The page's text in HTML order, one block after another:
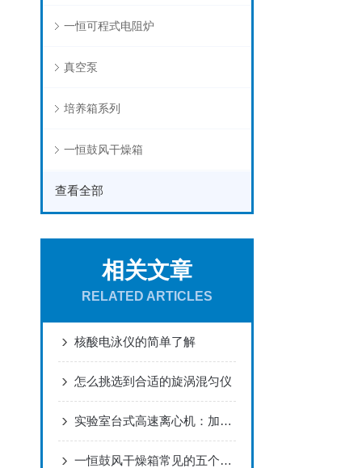
一恒可程式电阻炉
真空泵
培养箱系列
一恒鼓风干燥箱
查看全部
相关文章
RELATED ARTICLES
核酸电泳仪的简单了解
怎么挑选到合适的旋涡混匀仪
实验室台式高速离心机：加速科研与创新的关键工具
一恒鼓风干燥箱常见的五个故障解决办法